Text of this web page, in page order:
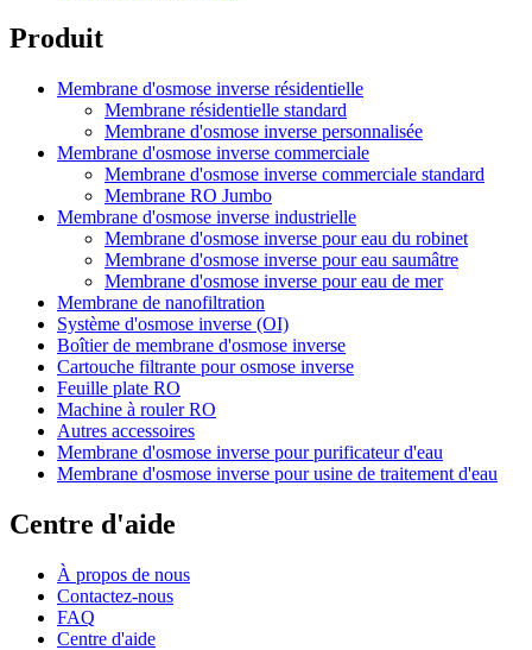
Produit
Membrane d'osmose inverse résidentielle
Membrane résidentielle standard
Membrane d'osmose inverse personnalisée
Membrane d'osmose inverse commerciale
Membrane d'osmose inverse commerciale standard
Membrane RO Jumbo
Membrane d'osmose inverse industrielle
Membrane d'osmose inverse pour eau du robinet
Membrane d'osmose inverse pour eau saumâtre
Membrane d'osmose inverse pour eau de mer
Membrane de nanofiltration
Système d'osmose inverse (OI)
Boîtier de membrane d'osmose inverse
Cartouche filtrante pour osmose inverse
Feuille plate RO
Machine à rouler RO
Autres accessoires
Membrane d'osmose inverse pour purificateur d'eau
Membrane d'osmose inverse pour usine de traitement d'eau
Centre d'aide
À propos de nous
Contactez-nous
FAQ
Centre d'aide